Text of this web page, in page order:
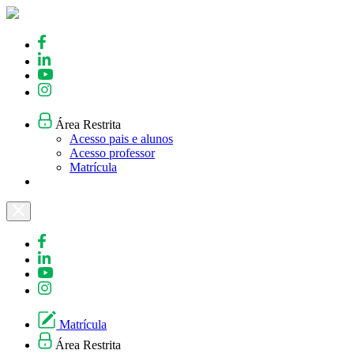
Skip
content
Área Restrita
Acesso pais e alunos
Acesso professor
Matrícula
Matrícula
Área Restrita